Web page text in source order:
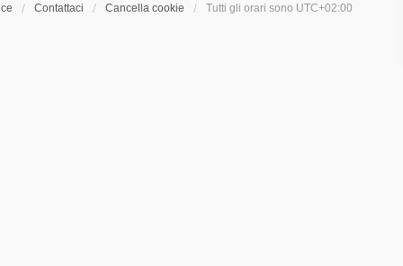
Contattaci Cancella cookie Tutti gli orari sono UTC+02:00